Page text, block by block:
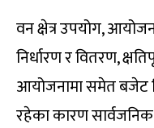
वन क्षेत्र उपयोग,
निर्धारण र वितरण,
आयोजनामा समेत बजेट
रहेका कारण